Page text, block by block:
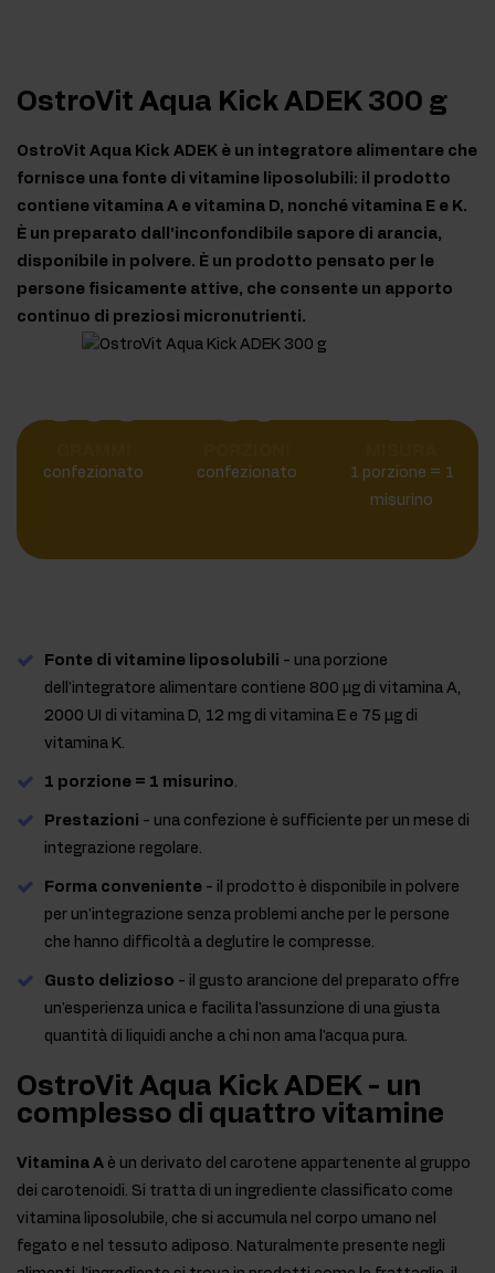
OstroVit Aqua Kick ADEK 300 g
OstroVit Aqua Kick ADEK è un integratore alimentare che
fornisce una fonte di vitamine liposolubili: il prodotto
contiene vitamina A e vitamina D, nonché vitamina E e K.
È un preparato dall'inconfondibile sapore di arancia,
disponibile in polvere. È un prodotto pensato per le
persone fisicamente attive, che consente un apporto
continuo di preziosi micronutrienti.
300
confezionato
30
confezionato
1
1 porzione = 1
misurino
Fonte di vitamine liposolubili - una porzione
dell'integratore alimentare contiene 800 µg di vitamina A,
2000 UI di vitamina D, 12 mg di vitamina E e 75 µg di
vitamina K.
1 porzione = 1 misurino.
Prestazioni - una confezione è sufficiente per un mese di
integrazione regolare.
Forma conveniente - il prodotto è disponibile in polvere
per un'integrazione senza problemi anche per le persone
che hanno difficoltà a deglutire le compresse.
Gusto delizioso - il gusto arancione del preparato offre
un'esperienza unica e facilita l'assunzione di una giusta
quantità di liquidi anche a chi non ama l'acqua pura.
OstroVit Aqua Kick ADEK - un
complesso di quattro vitamine
Vitamina A è un derivato del carotene appartenente al gruppo
dei carotenoidi. Si tratta di un ingrediente classificato come
vitamina liposolubile, che si accumula nel corpo umano nel
fegato e nel tessuto adiposo. Naturalmente presente negli